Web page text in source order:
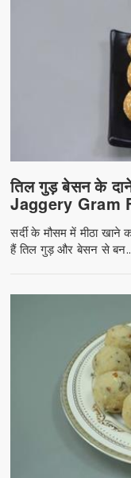
तिल गुड़ बेसन के
Jaggery Gram
सर्दी के मौसम में मीठा
हैं तिल गुड़ और बेसन से